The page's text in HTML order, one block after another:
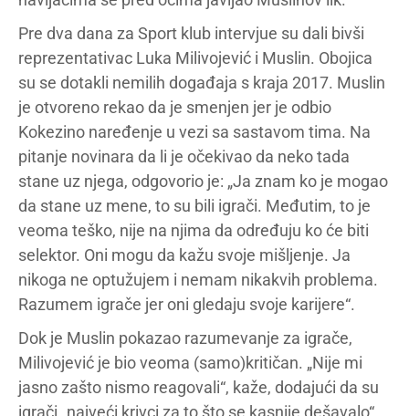
Pre dva dana za Sport klub intervjue su dali bivši
reprezentativac Luka Milivojević i Muslin. Obojica
su se dotakli nemilih događaja s kraja 2017. Muslin
je otvoreno rekao da je smenjen jer je odbio
Kokezino naređenje u vezi sa sastavom tima. Na
pitanje novinara da li je očekivao da neko tada
stane uz njega, odgovorio je: „Ja znam ko je mogao
da stane uz mene, to su bili igrači. Međutim, to je
veoma teško, nije na njima da određuju ko će biti
selektor. Oni mogu da kažu svoje mišljenje. Ja
nikoga ne optužujem i nemam nikakvih problema.
Razumem igrače jer oni gledaju svoje karijere“.
Dok je Muslin pokazao razumevanje za igrače,
Milivojević je bio veoma (samo)kritičan. „Nije mi
jasno zašto nismo reagovali“, kaže, dodajući da su